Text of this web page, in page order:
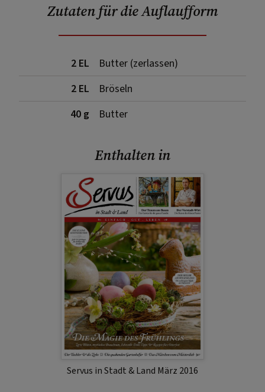
Zutaten für die Auflaufform
2 EL
Butter (zerlassen)
2 EL
Bröseln
40 g
Butter
Enthalten in
Servus in Stadt & Land März 2016